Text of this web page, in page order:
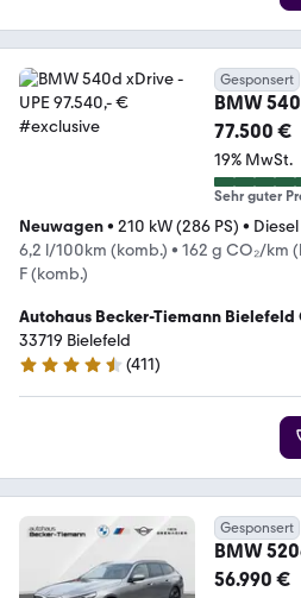
Gesponsert
BMW
#exclusive
77.500 €
19% MwSt.
Sehr guter
Neuwagen• 210 kW (286 PS) • Diesel
6,2 l/100km (komb.) • 162 g CO₂/km
F (komb.)
Autohaus Becker-Tiemann Bielefeld
33719 Bielefeld
4.7 Sterne
(411)
Gesponsert
BMW
#exclusive
56.990 €